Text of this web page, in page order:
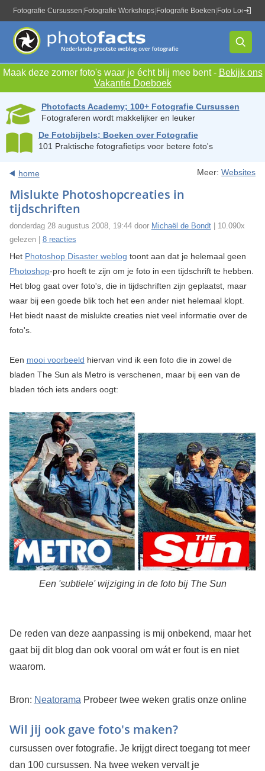
Fotografie Cursussen Fotografie Workshops Fotografie Boeken Foto Locaties
Maak deze zomer foto's waar je écht blij mee bent - Bekijk ons
Vakantie Doeboek
Photofacts Academy; 100+ Fotografie Cursussen
Fotograferen wordt makkelijker en leuker
De Fotobijbels; Boeken over Fotografie
101 Praktische fotografietips voor betere foto's
home Meer:Websites
Mislukte Photoshopcreaties in
tijdschriften
donderdag 28 augustus 2008, 19:44 door Michaël de Bondt| 10.090x
gelezen | 8 reacties
Het Photoshop Disaster weblog toont aan dat je helemaal geen
Photoshop-pro hoeft te zijn om je foto in een tijdschrift te hebben.
Het blog gaat over foto's, die in tijdschriften zijn geplaatst, maar
waar bij een goede blik toch het een ander niet helemaal klopt.
Het biedt naast de mislukte creaties niet veel informatie over de
foto's.
Een mooi voorbeeld hiervan vind ik een foto die in zowel de
bladen The Sun als Metro is verschenen, maar bij een van de
bladen tóch iets anders oogt:
Een 'subtiele' wijziging in de foto bij The Sun
De reden van deze aanpassing is mij onbekend, maar het
gaat bij dit blog dan ook vooral om wát er fout is en niet
waarom.
Bron: Neatorama
Wil jij ook gave foto's maken?
Probeer twee weken gratis onze online
cursussen over fotografie. Je krijgt direct toegang tot meer
dan 100 cursussen. Na twee weken vervalt je